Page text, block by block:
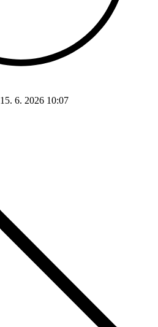
15. 6. 2026 10:07